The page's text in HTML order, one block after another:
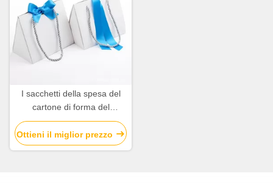
I sacchetti della spesa del
cartone di forma del
triangolo, nastro hanno
ondulato i sacchi di carta
Ottieni il miglior prezzo